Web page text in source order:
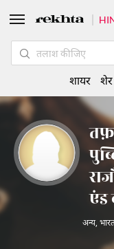
एंड
अन्य,
शायर शेर